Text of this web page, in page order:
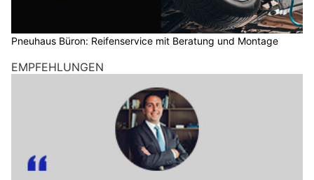
Pneuhaus Büron: Reifenservice mit Beratung und Montage
EMPFEHLUNGEN